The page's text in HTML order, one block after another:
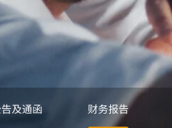
及通函 财务报告